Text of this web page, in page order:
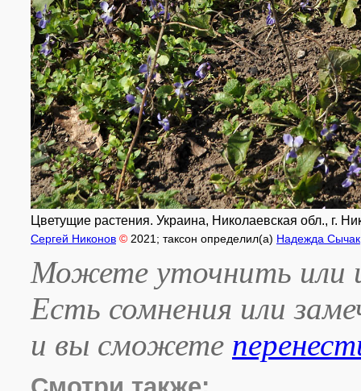
Цветущие растения. Украина, Николаевская обл., г.
Сергей Никонов © 2021 ; таксон определил(а) Надежда Сычак
Можете уточнить или
Есть сомнения или
и вы сможете